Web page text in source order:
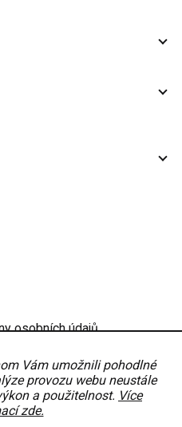
Vám umožnili pohodlné
provozu webu neustále
a použitelnost. Více
zde.
osobních údajů